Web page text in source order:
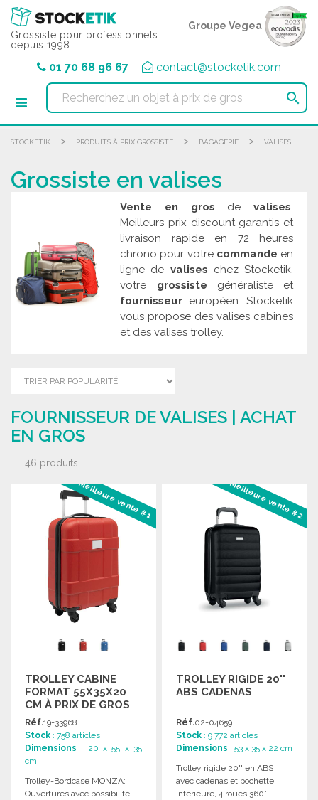
Grossiste pour professionnels
depuis 1998
Groupe Vegea
01 70 68 96 67 contact@stocketik.com

STOCKETIK > PRODUITS À PRIX GROSSISTE > BAGAGERIE > VALISES
Grossiste en valises
Vente en gros de valises.
Meilleurs prix discount garantis et
livraison rapide en 72 heures
chrono pour votre commande en
ligne de valises chez Stocketik,
votre grossiste généraliste et
fournisseur européen. Stocketik
vous propose des valises cabines
et des valises trolley.
FOURNISSEUR DE VALISES | ACHAT
EN GROS
46 produits
Meilleure vente #1
TROLLEY CABINE
FORMAT 55X35X20
CM À PRIX DE GROS
Réf.19-33968
Stock : 758 articles
Dimensions : 20 x 55 x 35
cm
Trolley-Bordcase MONZA:
Ouvertures avec possibilité
Meilleure vente #2
TROLLEY RIGIDE 20''
ABS CADENAS
Réf.02-04659
Stock : 9 772 articles
Dimensions : 53 x 35 x 22 cm
Trolley rigide 20'' en ABS
avec cadenas et pochette
intérieure, 4 roues 360°.
Panneau de gestion des cookies